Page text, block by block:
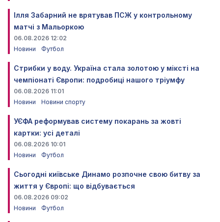
Ілля Забарний не врятував ПСЖ у контрольному
матчі з Мальоркою
06.08.2026 12:02
Новини
Футбол
Стрибки у воду. Україна стала золотою у міксті на
чемпіонаті Європи: подробиці нашого тріумфу
06.08.2026 11:01
Новини
Новини спорту
УЄФА реформував систему покарань за жовті
картки: усі деталі
06.08.2026 10:01
Новини
Футбол
Сьогодні київське Динамо розпочне свою битву за
життя у Європі: що відбувається
06.08.2026 09:02
Новини
Футбол